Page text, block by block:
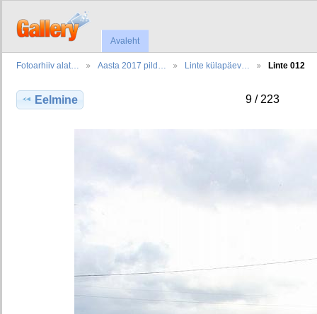
Avaleht
Fotoarhiiv alat… Aasta 2017 pild… Linte külapäev… Linte 012
Eelmine 9 / 223